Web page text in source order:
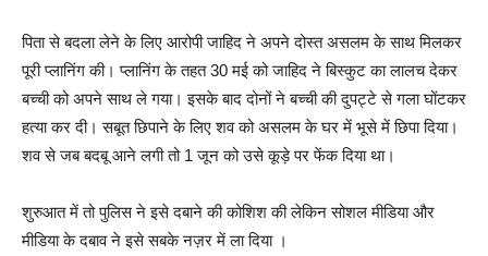
पिता से बदला लेने के लिए आरोपी जाहिद ने अपने दोस्त असलम के साथ मिलकर
पूरी प्लानिंग की। प्लानिंग के तहत 30 मई को जाहिद ने बिस्कुट का लालच देकर
बच्ची को अपने साथ ले गया। इसके बाद दोनों ने बच्ची की दुपट्टे से गला घोंटकर
हत्या कर दी। सबूत छिपाने के लिए शव को असलम के घर में भूसे में छिपा दिया।
शव से जब बदबू आने लगी तो 1 जून को उसे कूड़े पर फेंक दिया था।
शुरुआत में तो पुलिस ने इसे दबाने की कोशिश की लेकिन सोशल मीडिया और
मीडिया के दबाव ने इसे सबके नज़र में ला दिया ।